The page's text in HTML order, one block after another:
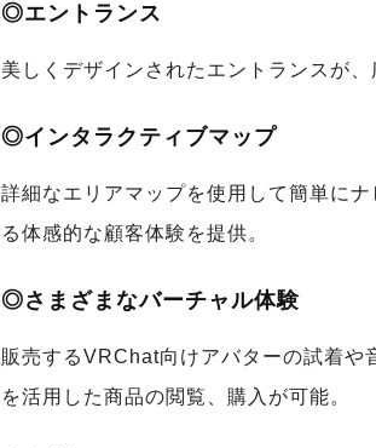
◎エントランス
美しくデザインされたエントランスが
◎インタラクティブマップ
詳細なエリアマップを使用して簡単に
る体感的な顧客体験を提供。
◎さまざまなバーチャル体験
販売するVRChat向けアバターの試着や
を活用した商品の閲覧、購入が可能。